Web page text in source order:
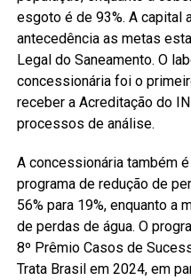
esgoto é de 93%. A capital
antecedência as metas
Legal do Saneamento. O
concessionária foi o
receber a Acreditação do
processos de análise.
A concessionária também
programa de redução de
56% para 19%, enquanto a
de perdas de água. O
8º Prêmio Casos de
Trata Brasil em 2024, em